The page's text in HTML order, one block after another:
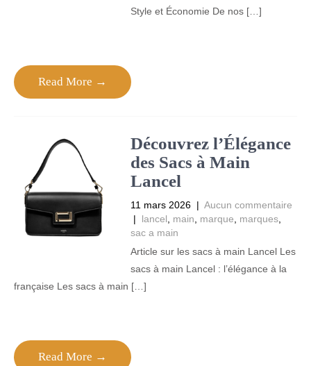
Style et Économie De nos […]
Read More →
Découvrez l’Élégance
des Sacs à Main
Lancel
11 mars 2026 | Aucun commentaire
| lancel main marque marques,
sac a main
Article sur les sacs à main Lancel Les
sacs à main Lancel : l’élégance à la
française Les sacs à main […]
Read More →